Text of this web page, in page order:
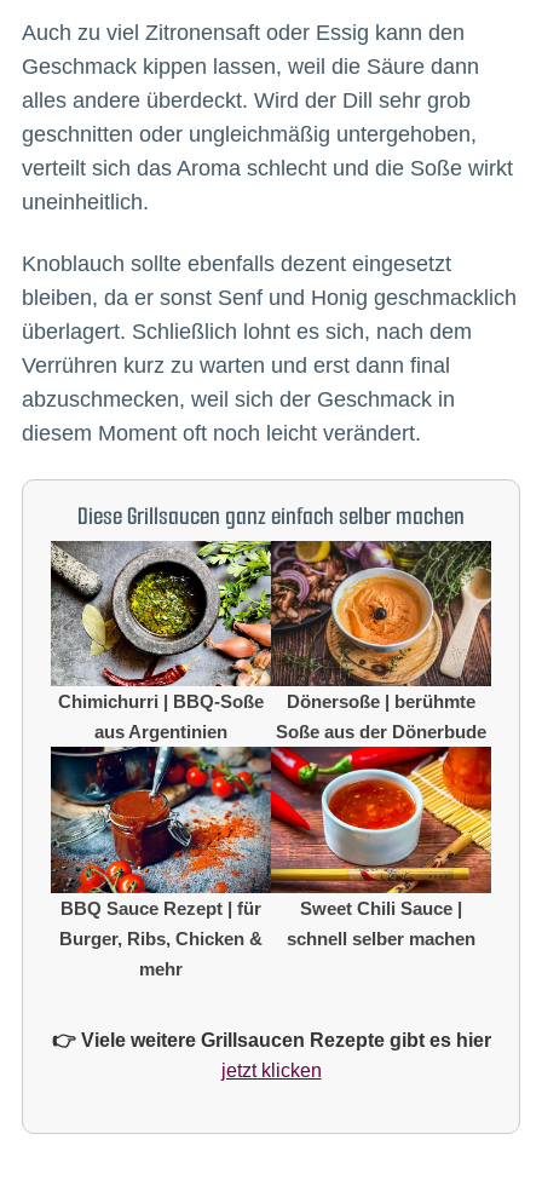
Auch zu viel Zitronensaft oder Essig kann den
Geschmack kippen lassen, weil die Säure dann
alles andere überdeckt. Wird der Dill sehr grob
geschnitten oder ungleichmäßig untergehoben,
verteilt sich das Aroma schlecht und die Soße wirkt
uneinheitlich.
Knoblauch sollte ebenfalls dezent eingesetzt
bleiben, da er sonst Senf und Honig geschmacklich
überlagert. Schließlich lohnt es sich, nach dem
Verrühren kurz zu warten und erst dann final
abzuschmecken, weil sich der Geschmack in
diesem Moment oft noch leicht verändert.
Diese Grillsaucen ganz einfach selber machen
Chimichurri | BBQ-Soße
aus Argentinien
Dönersoße | berühmte
Soße aus der Dönerbude
BBQ Sauce Rezept | für
Burger, Ribs, Chicken &
mehr
Sweet Chili Sauce |
schnell selber machen
👉 Viele weitere Grillsaucen Rezepte gibt es hier
jetzt klicken